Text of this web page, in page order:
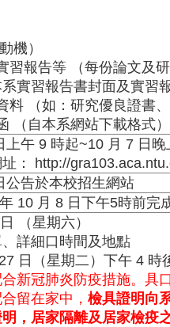
機）
習報告等 （每份論文及
實習報告書封面及實習
料 （如：研究優良證書
（自本系網站下載格式）
上午 9 時起~10 月 7 日
： http://
公告於本校招生網站
10 月 8 日下午5時前完
（星期六）
詳細口時間及地點
日（星期二）下午 4 時
新冠肺炎防疫措施。具
留在家中， 檢具證明向
，居家隔離及居家檢疫